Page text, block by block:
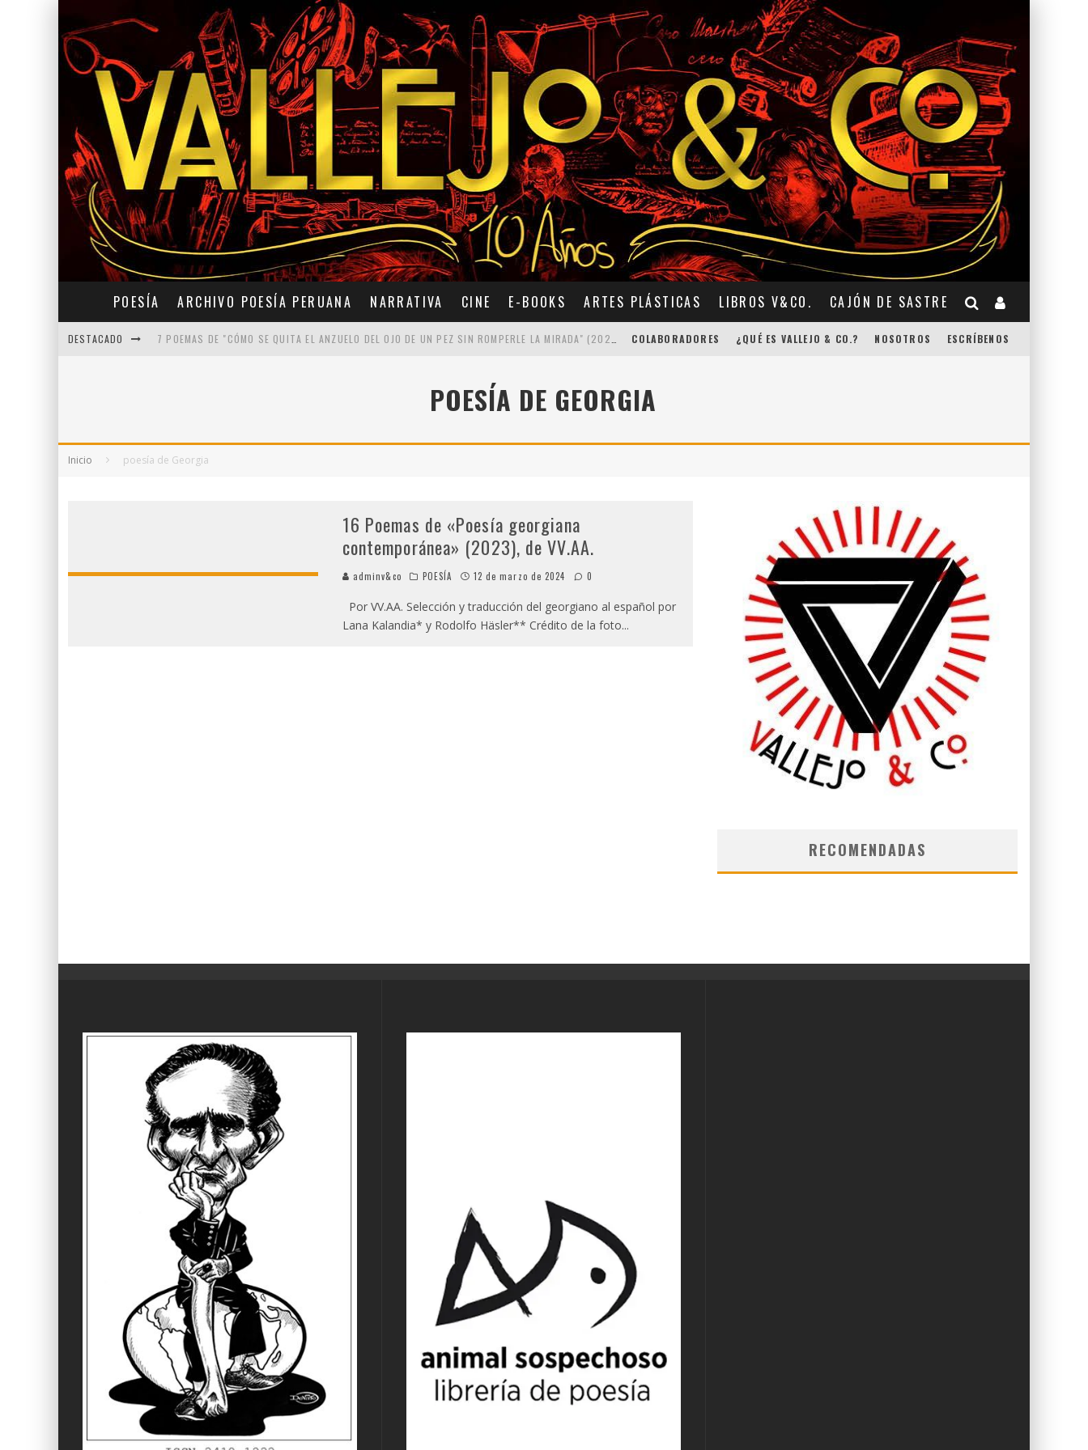
POESÍA ARCHIVO POESÍA PERUANA NARRATIVA CINE E-BOOKS ARTES PLÁSTICAS LIBROS V&CO. CAJÓN DE SASTRE
DESTACADO COLABORADORES ¿QUÉ ES VALLEJO & CO.? NOSOTROS ESCRÍBENOS
POESÍA DE GEORGIA
Inicio poesía de Georgia
16 Poemas de «Poesía georgiana
contemporánea» (2023), de VV.AA.
adminv&co POESÍA 12 de marzo de 2024 0
Por VV.AA. Selección y traducción del georgiano al español por
Lana Kalandia* y Rodolfo Häsler** Crédito de la foto...
RECOMENDADAS